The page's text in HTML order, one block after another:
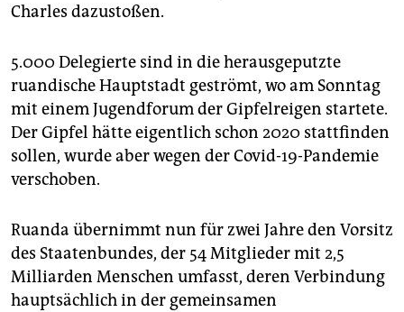
Charles dazustoßen.
5.000 Delegierte sind in die herausgeputzte
ruandische Hauptstadt geströmt, wo am Sonntag
mit einem Jugendforum der Gipfelreigen startete.
Der Gipfel hätte eigentlich schon 2020 stattfinden
sollen, wurde aber wegen der Covid-19-Pandemie
verschoben.
Ruanda übernimmt nun für zwei Jahre den Vorsitz
des Staatenbundes, der 54 Mitglieder mit 2,5
Milliarden Menschen umfasst, deren Verbindung
hauptsächlich in der gemeinsamen